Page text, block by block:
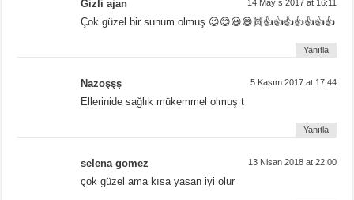
Gizli ajan 14 Mayıs 2017 at 16:11
Çok güzel bir sunum olmuş 😉😊😃😄👯👍👍👍👍👍👍👍
Yanıtla
Nazoşşş 5 Kasım 2017 at 17:44
Ellerinide sağlık mükemmel olmuş t
Yanıtla
selena gomez 13 Nisan 2018 at 22:00
çok güzel ama kısa yasan iyi olur